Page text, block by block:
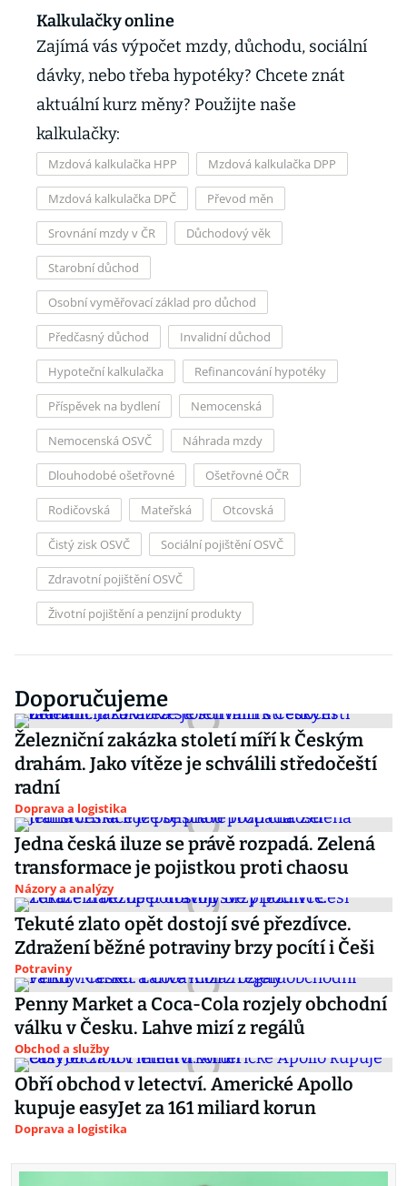
Kalkulačky online
Zajímá vás výpočet mzdy, důchodu, sociální
dávky, nebo třeba hypotéky? Chcete znát
aktuální kurz měny? Použijte naše
kalkulačky:
Mzdová kalkulačka HPP Mzdová kalkulačka DPP
Mzdová kalkulačka DPČ Převod měn
Srovnání mzdy v ČR Důchodový věk
Starobní důchod
Osobní vyměřovací základ pro důchod
Předčasný důchod Invalidní důchod
Hypoteční kalkulačka Refinancování hypotéky
Příspěvek na bydlení Nemocenská
Nemocenská OSVČ Náhrada mzdy
Dlouhodobé ošetřovné Ošetřovné OČR
Rodičovská Mateřská Otcovská
Čistý zisk OSVČ Sociální pojištění OSVČ
Zdravotní pojištění OSVČ
Životní pojištění a penzijní produkty
Doporučujeme
Železniční zakázka století míří k Českým
drahám. Jako vítěze je schválili středočeští
radní
Doprava a logistika
Jedna česká iluze se právě rozpadá. Zelená
transformace je pojistkou proti chaosu
Názory a analýzy
Tekuté zlato opět dostojí své přezdívce.
Zdražení běžné potraviny brzy pocítí i Češi
Potraviny
Penny Market a Coca-Cola rozjely obchodní
válku v Česku. Lahve mizí z regálů
Obchod a služby
Obří obchod v letectví. Americké Apollo
kupuje easyJet za 161 miliard korun
Doprava a logistika